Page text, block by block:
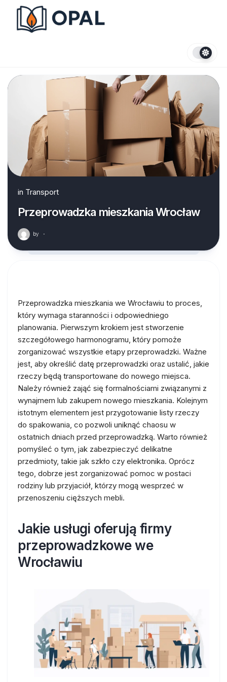
content
in Transport
Przeprowadzka mieszkania Wrocław
by ·
Przeprowadzka mieszkania we Wrocławiu to proces,
który wymaga staranności i odpowiedniego
planowania. Pierwszym krokiem jest stworzenie
szczegółowego harmonogramu, który pomoże
zorganizować wszystkie etapy przeprowadzki. Ważne
jest, aby określić datę przeprowadzki oraz ustalić, jakie
rzeczy będą transportowane do nowego miejsca.
Należy również zająć się formalnościami związanymi z
wynajmem lub zakupem nowego mieszkania. Kolejnym
istotnym elementem jest przygotowanie listy rzeczy
do spakowania, co pozwoli uniknąć chaosu w
ostatnich dniach przed przeprowadzką. Warto również
pomyśleć o tym, jak zabezpieczyć delikatne
przedmioty, takie jak szkło czy elektronika. Oprócz
tego, dobrze jest zorganizować pomoc w postaci
rodziny lub przyjaciół, którzy mogą wesprzeć w
przenoszeniu cięższych mebli.
Jakie usługi oferują firmy
przeprowadzkowe we
Wrocławiu